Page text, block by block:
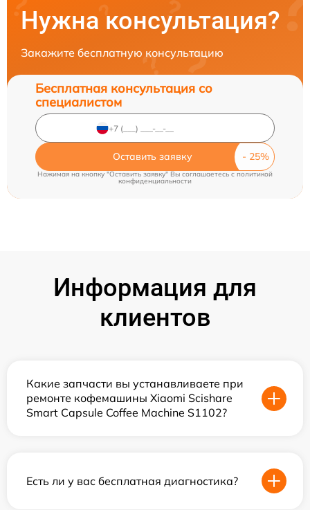
Нужна консультация?
Закажите бесплатную консультацию
Бесплатная консультация со
специалистом
Оставить заявку
Нажимая на кнопку "Оставить заявку" Вы соглашаетесь cполитикой
конфиденциальности
Информация для
клиентов
Какие запчасти вы устанавливаете при
ремонте кофемашины Xiaomi Scishare
Smart Capsule Coffee Machine S1102?
Есть ли у вас бесплатная диагностика?